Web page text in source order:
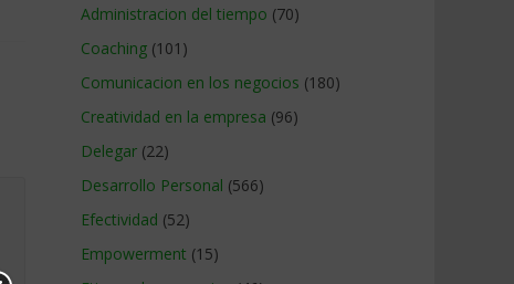
Administracion del tiempo (70)
Coaching (101)
Comunicacion en los negocios (180)
Creatividad en la empresa (96)
Delegar (22)
Desarrollo Personal (566)
Efectividad (52)
Empowerment (15)